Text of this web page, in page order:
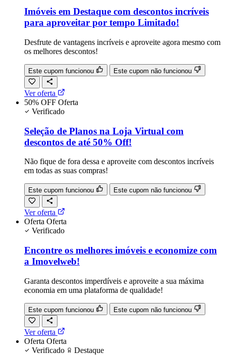
Imóveis em Destaque com descontos incríveis
para aproveitar por tempo Limitado!
Desfrute de vantagens incríveis e aproveite agora mesmo com
os melhores descontos!
Este cupom funcionou Este cupom não funcionou
Ver oferta
50% OFF Oferta
Verificado
Seleção de Planos na Loja Virtual com
descontos de até 50% Off!
Não fique de fora dessa e aproveite com descontos incríveis
em todas as suas compras!
Este cupom funcionou Este cupom não funcionou
Ver oferta
Oferta Oferta
Verificado
Encontre os melhores imóveis e economize com
a Imovelweb!
Garanta descontos imperdíveis e aproveite a sua máxima
economia em uma plataforma de qualidade!
Este cupom funcionou Este cupom não funcionou
Ver oferta
Oferta Oferta
Verificado
Destaque